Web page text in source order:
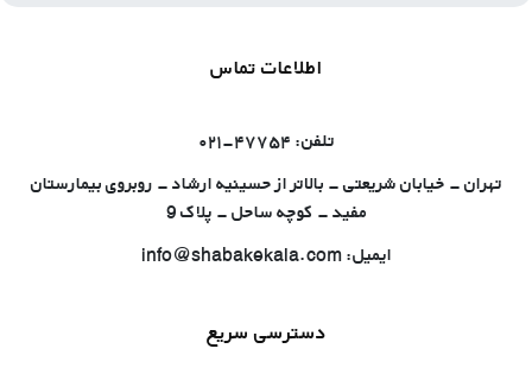
اطلاعات تماس
تلفن: ۴۷۷۵۴-۰۲۱
تهران - خیابان شریعتی - بالاتر از حسینیه ارشاد - روبروی بیمارستان
مفید - کوچه ساحل - پلاک 9
ایمیل: info@shabakekala.com
دسترسی سریع